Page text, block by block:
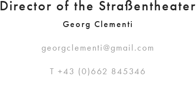
Director of the Straßentheater
Georg Clementi
georgclementi@gmail.com
T +43 (0)662 845346